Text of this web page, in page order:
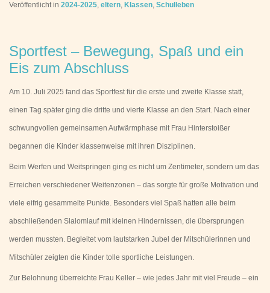
Veröffentlicht in 2024-2025, eltern, Klassen, Schulleben
Sportfest – Bewegung, Spaß und ein
Eis zum Abschluss
Am 10. Juli 2025 fand das Sportfest für die erste und zweite Klasse statt,
einen Tag später ging die dritte und vierte Klasse an den Start. Nach einer
schwungvollen gemeinsamen Aufwärmphase mit Frau Hinterstoißer
begannen die Kinder klassenweise mit ihren Disziplinen.
Beim Werfen und Weitspringen ging es nicht um Zentimeter, sondern um das
Erreichen verschiedener Weitenzonen – das sorgte für große Motivation und
viele eifrig gesammelte Punkte. Besonders viel Spaß hatten alle beim
abschließenden Slalomlauf mit kleinen Hindernissen, die übersprungen
werden mussten. Begleitet vom lautstarken Jubel der Mitschülerinnen und
Mitschüler zeigten die Kinder tolle sportliche Leistungen.
Zur Belohnung überreichte Frau Keller – wie jedes Jahr mit viel Freude – ein